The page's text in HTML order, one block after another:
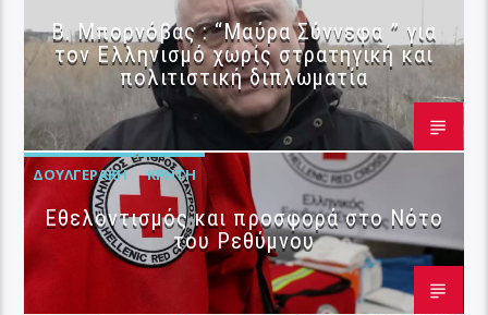
B. Μπορνόβας : “Μαύρα Σύννεφα ” για
τον Ελληνισμό χωρίς στρατηγική και
πολιτιστική διπλωματία
ΔΟΥΛΓΕΡΆΚΗ ΚΡΉΤΗ
Εθελοντισμός και προσφορά στο Νότο
του Ρεθύμνου